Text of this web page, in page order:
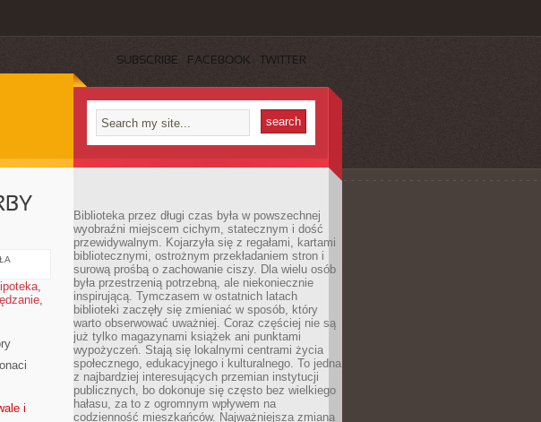
SUBSCRIBE FACEBOOK TWITTER
,
,
i
Biblioteka przez długi czas była w powszechnej
wyobraźni miejscem cichym, statecznym i dość
przewidywalnym. Kojarzyła się z regałami, kartami
bibliotecznymi, ostrożnym przekładaniem stron i
surową prośbą o zachowanie ciszy. Dla wielu osób
była przestrzenią potrzebną, ale niekoniecznie
inspirującą. Tymczasem w ostatnich latach
biblioteki zaczęły się zmieniać w sposób, który
warto obserwować uważniej. Coraz częściej nie są
już tylko magazynami książek ani punktami
wypożyczeń. Stają się lokalnymi centrami życia
społecznego, edukacyjnego i kulturalnego. To jedna
z najbardziej interesujących przemian instytucji
publicznych, bo dokonuje się często bez wielkiego
hałasu, za to z ogromnym wpływem na
codzienność mieszkańców. Najważniejsza zmiana